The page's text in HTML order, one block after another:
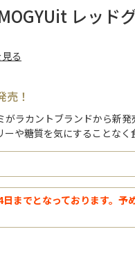
レッド
る
！
ラカントブランドから新発
や糖質を気にすることなく
までとなっております。予